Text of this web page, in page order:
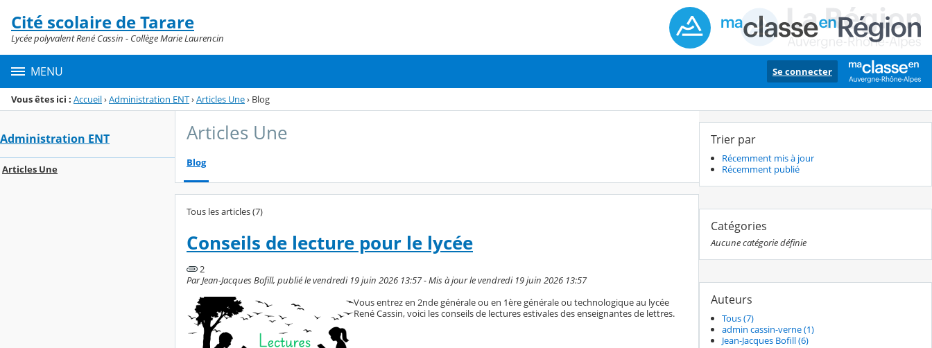
Menu de la rubrique
Contenu
Cité scolaire de Tarare
Lycée polyvalent René Cassin - Collège Marie Laurencin
MENU Se connecter
Vous êtes ici : Accueil›Administration ENT›Articles Une› Blog
Administration ENT
Articles Une
Articles Une
Blog
Tous les articles (7)
Conseils de lecture pour le lycée
2
Par Jean-Jacques Bofill, publié le vendredi 19 juin 2026 13:57 - Mis à jour le vendredi 19 juin 2026 13:57
Vous entrez en 2nde générale ou en 1ère générale ou technologique au lycée
René Cassin, voici les conseils de lectures estivales des enseignantes de lettres.
Trier par
Récemment mis à jour
Récemment publié
Catégories
Aucune catégorie définie
Auteurs
Tous (7)
admin cassin-verne (1)
Jean-Jacques Bofill (6)